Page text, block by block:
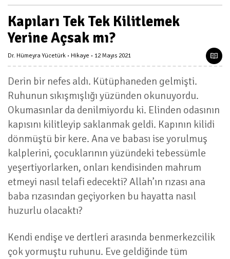
Kapıları Tek Tek Kilitlemek
Yerine Açsak mı?
Dr. Hümeyra Yücetürk Hikaye 12 Mayıs 2021
Derin bir nefes aldı. Kütüphaneden gelmişti.
Ruhunun sıkışmışlığı yüzünden okunuyordu.
Okumasınlar da denilmiyordu ki. Elinden odasının
kapısını kilitleyip saklanmak geldi. Kapının kilidi
dönmüştü bir kere. Ana ve babası ise yorulmuş
kalplerini, çocuklarının yüzündeki tebessümle
yeşertiyorlarken, onları kendisinden mahrum
etmeyi nasıl telafi edecekti? Allah’ın rızası ana
baba rızasından geçiyorken bu hayatta nasıl
huzurlu olacaktı?
Kendi endişe ve dertleri arasında benmerkezcilik
çok yormuştu ruhunu. Eve geldiğinde tüm